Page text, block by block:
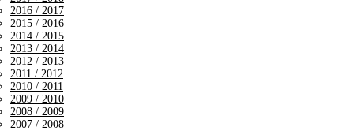
2016 / 2017
2015 / 2016
2014 / 2015
2013 / 2014
2012 / 2013
2011 / 2012
2010 / 2011
2009 / 2010
2008 / 2009
2007 / 2008